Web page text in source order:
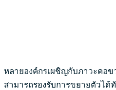
หลายองค์กรเผชิญกับภาวะคอข
สามารถรองรับการขยายตัวได้